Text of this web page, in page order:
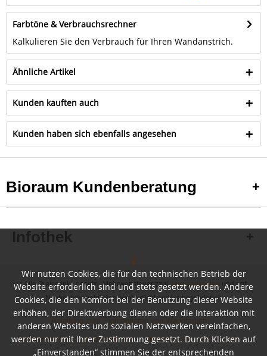
Farbtöne & Verbrauchsrechner
Kalkulieren Sie den Verbrauch für Ihren Wandanstrich.
Ähnliche Artikel
Kunden kauften auch
Kunden haben sich ebenfalls angesehen
Bioraum Kundenberatung
Infothek
* Alle Preise inkl. gesetzl. Mehrwertsteuer zzgl.Versandkosten
und ggf.
Nachnahmegebühren, wenn nicht anders beschrieben
Anleitung zum Pigmentieren von Wandfarben
Farbkarten, Flyer und Broschüren Inspirationen und Beispiele
Wir nutzen Cookies, die für den technischen Betrieb der
Website erforderlich sind und stets gesetzt werden. Andere
Cookies, die den Komfort bei der Benutzung dieser Website
erhöhen, der Direktwerbung dienen oder die Interaktion mit
anderen Websites und sozialen Netzwerken vereinfachen,
werden nur mit Ihrer Zustimmung gesetzt. Durch Klicken auf
„Einverstanden“ stimmen Sie der entsprechenden